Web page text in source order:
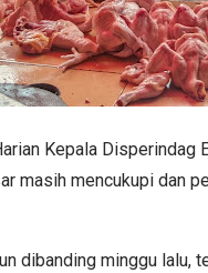
Kepala Disperindag
masih mencukupi dan
dibanding minggu